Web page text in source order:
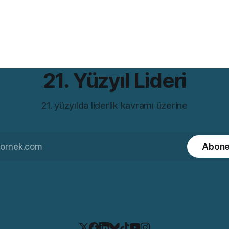
bilgi için şu yazımızı okuyabilirsiniz:
21. Yüzyıl Lideri
21. yüzyılda liderlik kavramı üzerine